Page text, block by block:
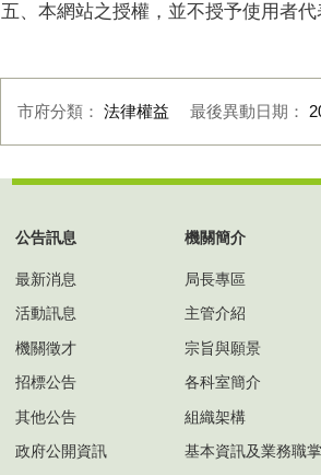
五、本網站之授權，並不授予使用者
市府分類： 法律權益 最後異動日期：
公告訊息
最新消息
活動訊息
機關徵才
招標公告
其他公告
政府公開資訊
機關簡介
局長專區
主管介紹
宗旨與願景
各科室簡介
組織架構
基本資訊及業務職掌